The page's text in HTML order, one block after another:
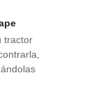
tractor